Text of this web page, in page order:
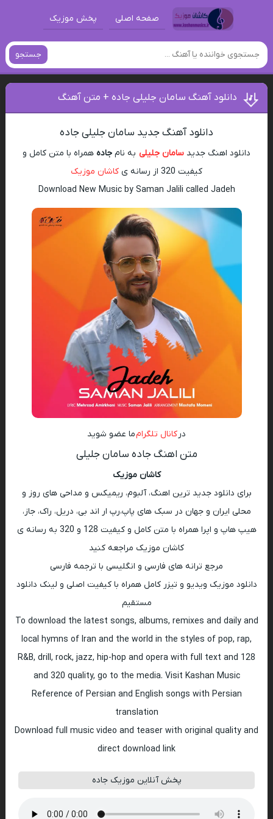
صفحه اصلی پخش موزیک
جستجو
دانلود آهنگ سامان جلیلی جاده + متن آهنگ
دانلود آهنگ جدید سامان جلیلی جاده
دانلود اهنگ جدید سامان جلیلی به نام جاده همراه با متن کامل و
کیفیت 320 از رسانه ی
کاشان موزیک
Download New Music by Saman Jalili called Jadeh
در کانال تلگرامما عضو شوید
متن اهنگ جاده سامان جلیلی
کاشان موزیک
برای دانلود جدید ترین اهنگ، آلبوم، ریمیکس و مداحی های روز و
محلی ایران و جهان در سبک های پاپ،رپ ار اند بی، دریل، راک، جاز،
هیپ هاپ و اپرا همراه با متن کامل و کیفیت 128 و 320 به رسانه ی
کاشان موزیک مراجعه کنید
مرجع ترانه های فارسی و انگلیسی با ترجمه فارسی
دانلود موزیک ویدیو و تیزر کامل همراه با کیفیت اصلی و لینک دانلود
مستقیم
To download the latest songs, albums, remixes and daily and
local hymns of Iran and the world in the styles of pop, rap,
R&B, drill, rock, jazz, hip-hop and opera with full text and 128
and 320 quality, go to the media. Visit Kashan Music
Reference of Persian and English songs with Persian
translation
Download full music video and teaser with original quality and
direct download link
پخش آنلاین موزیک جاده